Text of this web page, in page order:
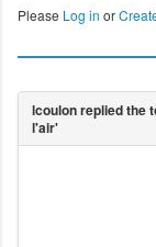
Please Log in or